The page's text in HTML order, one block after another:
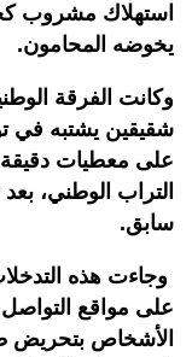
استهلاك مشروب
يخوضه المحامون.
وكانت الفرقة
شقيقين يشتبه في
على معطيات دقيقة
التراب الوطني،
سابق.
وجاءت هذه
على مواقع
الأشخاص بتحريض